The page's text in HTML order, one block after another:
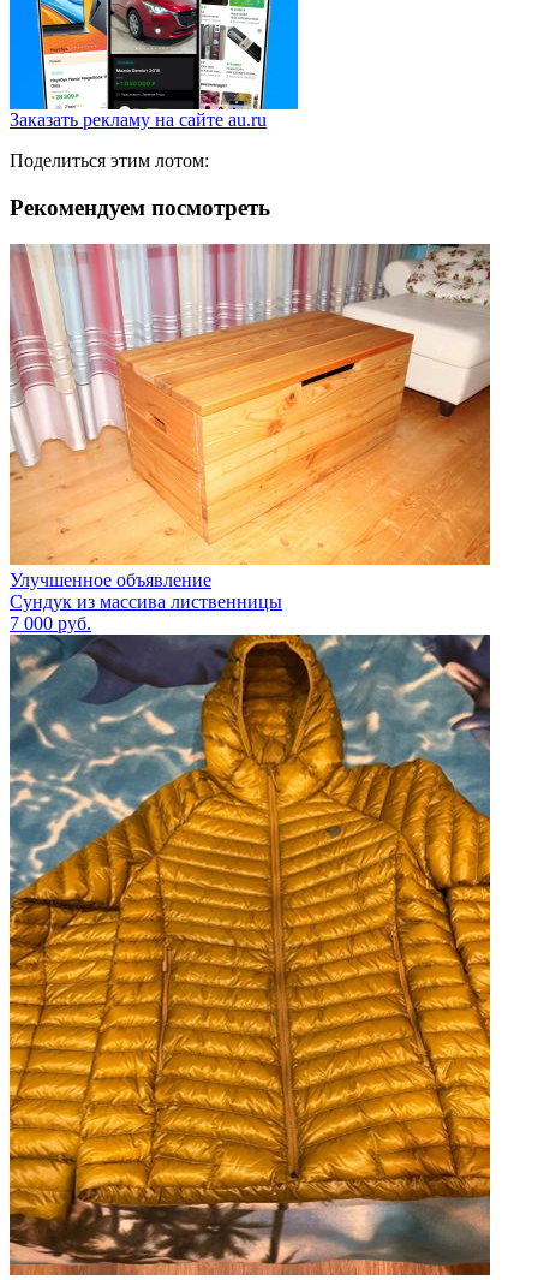
Заказать рекламу на сайте au.ru
Поделиться этим лотом:
Рекомендуем посмотреть
Улучшенное объявление
Сундук из массива лиственницы
7 000 руб.